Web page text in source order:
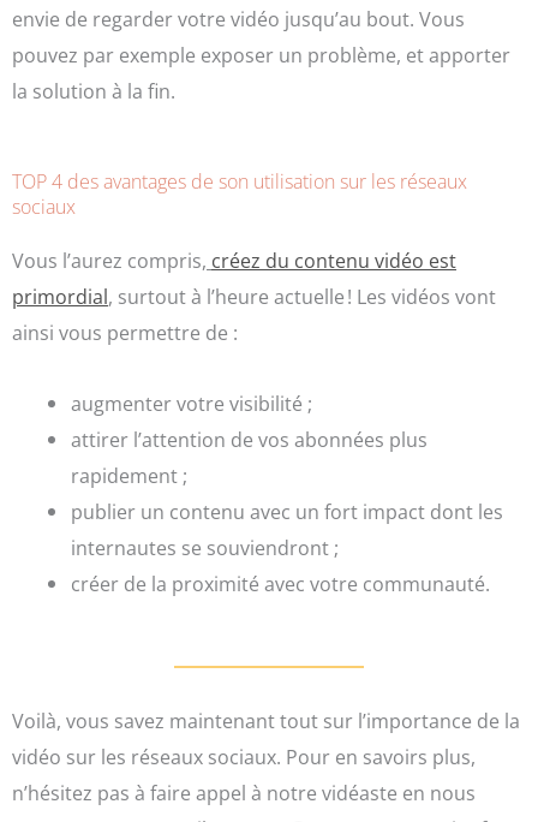
envie de regarder votre vidéo jusqu’au bout. Vous
pouvez par exemple exposer un problème, et apporter
la solution à la fin.
TOP 4 des avantages de son utilisation sur les réseaux
sociaux
Vous l’aurez compris, créez du contenu vidéo est
primordial, surtout à l’heure actuelle ! Les vidéos vont
ainsi vous permettre de :
augmenter votre visibilité ;
attirer l’attention de vos abonnées plus
rapidement ;
publier un contenu avec un fort impact dont les
internautes se souviendront ;
créer de la proximité avec votre communauté.
Voilà, vous savez maintenant tout sur l’importance de la
vidéo sur les réseaux sociaux. Pour en savoirs plus,
n’hésitez pas à faire appel à notre vidéaste en nous